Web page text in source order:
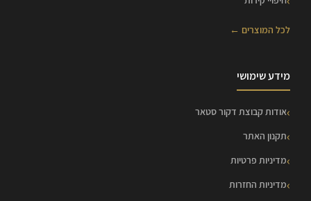
לכל המוצרים ←
מידע שימושי
אודות קבוצת דקור סטאר
תקנון האתר
מדיניות פרטיות
מדיניות החזרות